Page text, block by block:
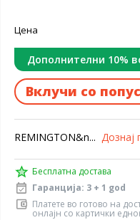
Цена
Дополнителни 10%
Вклучи со
REMINGTON&n... Дознај
Бесплатна достава
Гаранција: 3 + 1 god
Платете во готово на
онлајн со картички